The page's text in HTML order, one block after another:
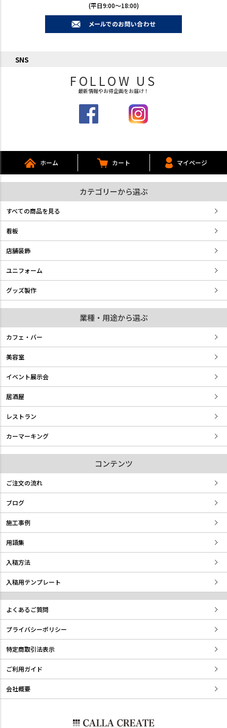
(平日9:00～18:00)
SNS
FOLLOW US
最新情報やお得企画をお届け！
ホーム カート マイページ
カテゴリーから選ぶ
すべての商品を見る
看板
店舗装飾
ユニフォーム
グッズ製作
業種・用途から選ぶ
カフェ・バー
美容室
イベント展示会
居酒屋
レストラン
カーマーキング
コンテンツ
ご注文の流れ
ブログ
施工事例
用語集
入稿方法
入稿用テンプレート
よくあるご質問
プライバシーポリシー
特定商取引法表示
ご利用ガイド
会社概要